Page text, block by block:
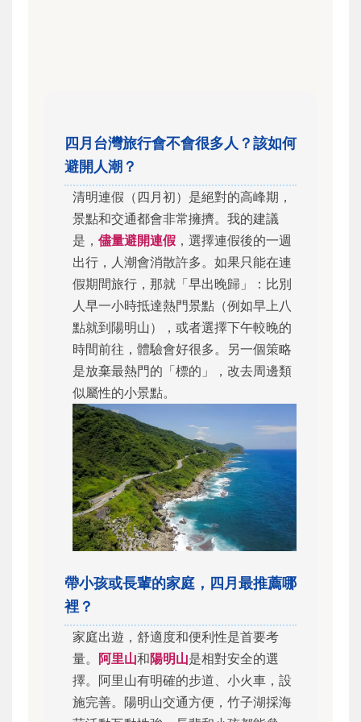
四月台灣旅行會不會很多人？該如何
避開人潮？
清明連假（四月初）是絕對的高峰期，
景點和交通都會非常擁擠。我的建議
是， 儘量避開連假 ，選擇連假後的一週
出行，人潮會消散許多。如果只能在連
假期間旅行，那就「早出晚歸」：比別
人早一小時抵達熱門景點（例如早上八
點就到陽明山），或者選擇下午較晚的
時間前往，體驗會好很多。另一個策略
是放棄最熱門的「標的」，改去周邊類
似屬性的小景點。
帶小孩或長輩的家庭，四月最推薦哪
裡？
家庭出遊，舒適度和便利性是首要考
量。 阿里山和陽明山是相對安全的選
擇。阿里山有明確的步道、小火車，設
施完善。陽明山交通方便，竹子湖採海